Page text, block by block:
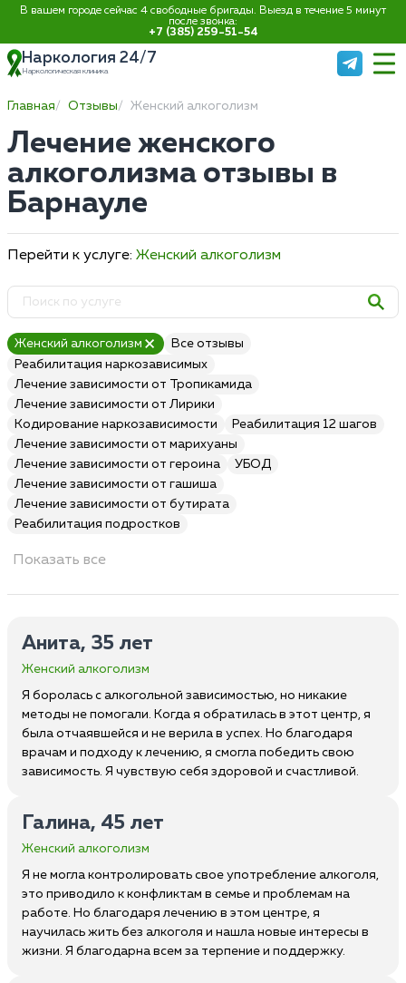
В вашем городе сейчас 4 свободные бригады. Выезд в течение 5 минут
после звонка:
+7 (385) 259-51-54
Наркология 24/7
Наркологическая клиника
Главная Отзывы Женский алкоголизм
Лечение женского
алкоголизма отзывы в
Барнауле
Перейти к услуге: Женский алкоголизм
Женский алкоголизм
Все отзывы
Реабилитация наркозависимых
Лечение зависимости от Тропикамида
Лечение зависимости от Лирики
Кодирование наркозависимости
Реабилитация 12 шагов
Лечение зависимости от марихуаны
Лечение зависимости от героина
УБОД
Лечение зависимости от гашиша
Лечение зависимости от бутирата
Реабилитация подростков
Показать все
Анита, 35 лет
Женский алкоголизм
Я боролась с алкогольной зависимостью, но никакие
методы не помогали. Когда я обратилась в этот центр, я
была отчаявшейся и не верила в успех. Но благодаря
врачам и подходу к лечению, я смогла победить свою
зависимость. Я чувствую себя здоровой и счастливой.
Галина, 45 лет
Женский алкоголизм
Я не могла контролировать свое употребление алкоголя,
это приводило к конфликтам в семье и проблемам на
работе. Но благодаря лечению в этом центре, я
научилась жить без алкоголя и нашла новые интересы в
жизни. Я благодарна всем за терпение и поддержку.